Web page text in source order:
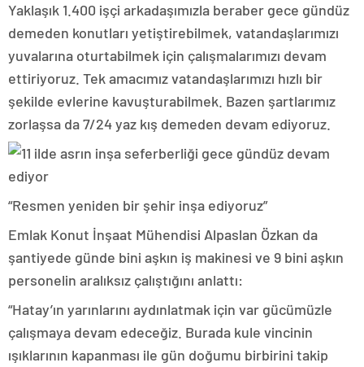
Yaklaşık 1.400 işçi arkadaşımızla beraber gece gündüz
demeden konutları yetiştirebilmek, vatandaşlarımızı
yuvalarına oturtabilmek için çalışmalarımızı devam
ettiriyoruz. Tek amacımız vatandaşlarımızı hızlı bir
şekilde evlerine kavuşturabilmek. Bazen şartlarımız
zorlaşsa da 7/24 yaz kış demeden devam ediyoruz.
“Resmen yeniden bir şehir inşa ediyoruz”
Emlak Konut İnşaat Mühendisi Alpaslan Özkan da
şantiyede günde bini aşkın iş makinesi ve 9 bini aşkın
personelin aralıksız çalıştığını anlattı:
“Hatay’ın yarınlarını aydınlatmak için var gücümüzle
çalışmaya devam edeceğiz. Burada kule vincinin
ışıklarının kapanması ile gün doğumu birbirini takip